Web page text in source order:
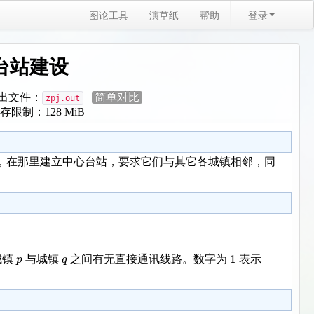
图论工具 演草纸 帮助 登录
站建设
件： zpj.out
简单对比
限制：128 MiB
那里建立中心台站，要求它们与其它各城镇相邻，同
p 与城镇q 之间有无直接通讯线路。数字为 1 表示